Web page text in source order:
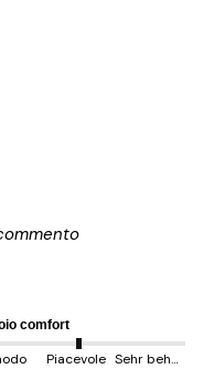
comfort
Piacevole Sehr behem